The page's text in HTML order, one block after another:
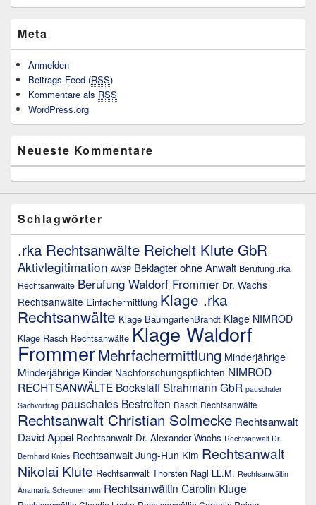
Meta
Anmelden
Beitrags-Feed (RSS)
Kommentare als RSS
WordPress.org
Neueste Kommentare
Schlagwörter
.rka Rechtsanwälte Reichelt Klute GbR
Aktivlegitimation AW3P Beklagter ohne Anwalt Berufung .rka
Rechtsanwälte Berufung Waldorf Frommer Dr. Wachs
Rechtsanwälte Einfachermittlung Klage .rka
Rechtsanwälte Klage BaumgartenBrandt Klage NIMROD
Klage Rasch Rechtsanwälte Klage Waldorf
FrommerMehrfachermittlung Minderjährige
Minderjährige Kinder Nachforschungspflichten NIMROD
RECHTSANWÄLTE Bockslaff Strahmann GbR pauschaler
Sachvortrag pauschales Bestreiten Rasch Rechtsanwälte
Rechtsanwalt Christian Solmecke Rechtsanwalt
David Appel Rechtsanwalt Dr. Alexander Wachs Rechtsanwalt Dr.
Bernhard Knies Rechtsanwalt Jung-Hun Kim Rechtsanwalt
Nikolai Klute Rechtsanwalt Thorsten Nagl LL.M. Rechtsanwältin
Anamaria Scheunemann Rechtsanwältin Carolin Kluge